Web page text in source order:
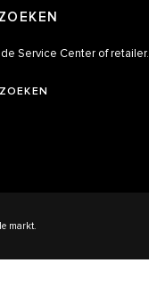
Service Center of retailer.
markt.